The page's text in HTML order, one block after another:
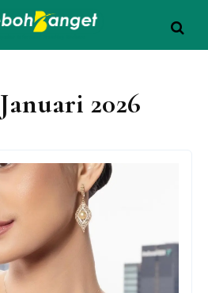
Januari 2026